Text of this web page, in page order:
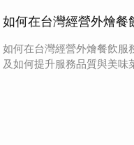
如何在台灣經營外燴餐
如何在台灣經營外燴餐飲服
及如何提升服務品質與美味